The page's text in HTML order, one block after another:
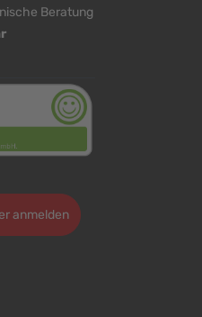
Beratung
anmelden